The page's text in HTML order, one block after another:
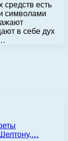
есть
символами
в себе дух